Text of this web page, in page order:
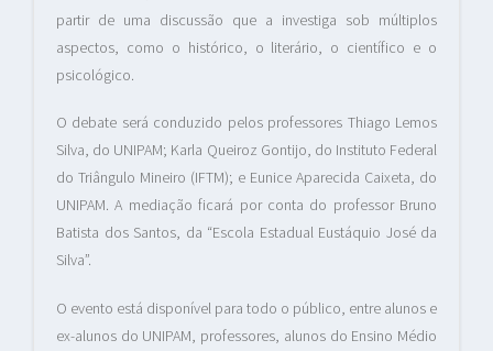
partir de uma discussão que a investiga sob múltiplos
aspectos, como o histórico, o literário, o científico e o
psicológico.
O debate será conduzido pelos professores Thiago Lemos
Silva, do UNIPAM; Karla Queiroz Gontijo, do Instituto Federal
do Triângulo Mineiro (IFTM); e Eunice Aparecida Caixeta, do
UNIPAM. A mediação ficará por conta do professor Bruno
Batista dos Santos, da “Escola Estadual Eustáquio José da
Silva”.
O evento está disponível para todo o público, entre alunos e
ex-alunos do UNIPAM, professores, alunos do Ensino Médio